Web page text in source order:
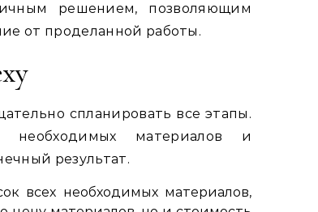
решением‚ позволяющим
от проделанной работы.
спланировать все этапы.
необходимых материалов и
результат.
всех необходимых материалов‚